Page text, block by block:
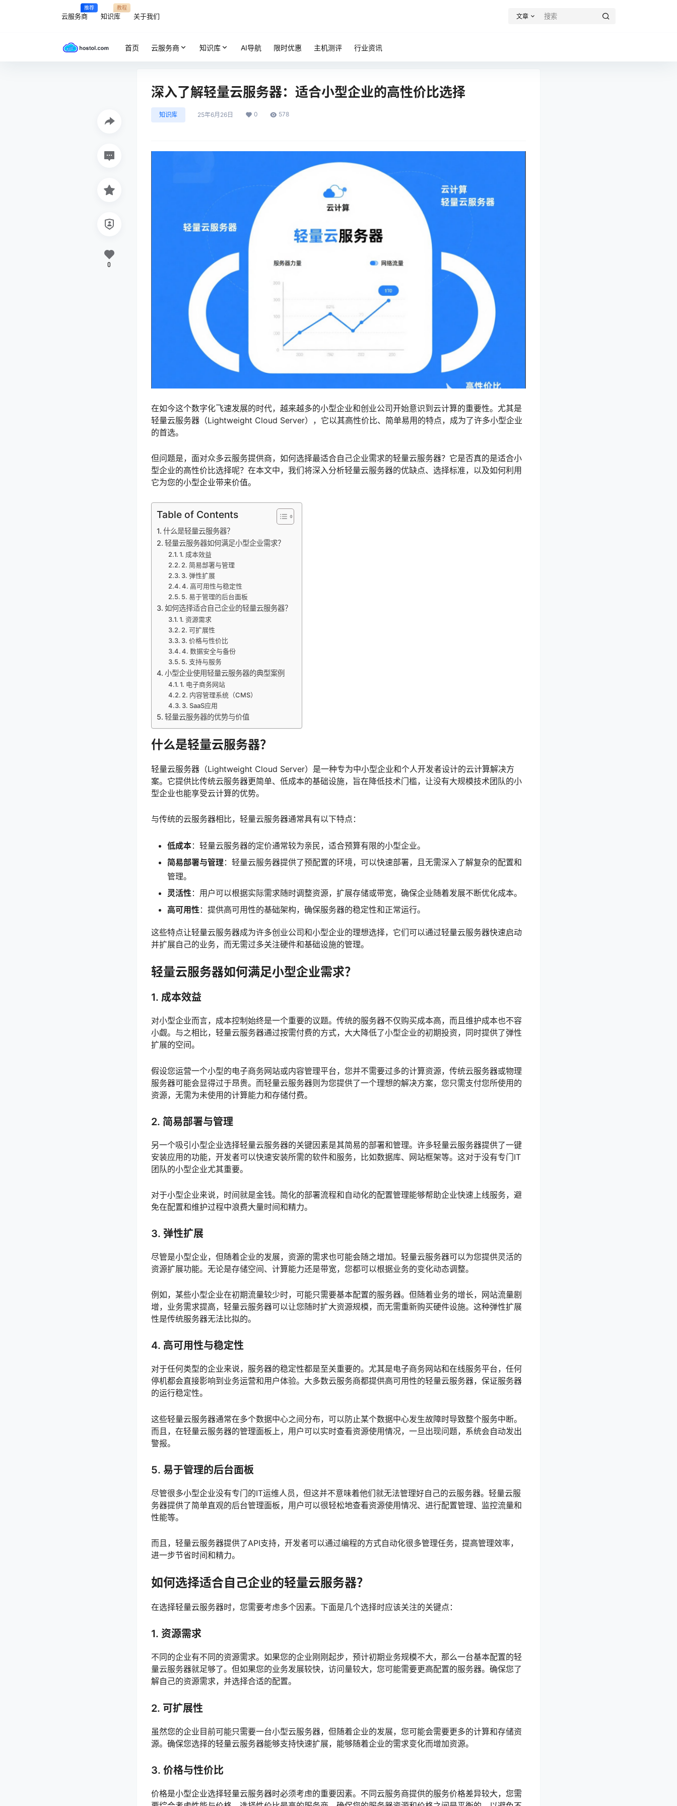
云服务商
推荐
知识库
教程
关于我们 文章
首页 云服务商 知识库 AI导航 限时优惠 主机测评 行业资讯
深入了解轻量云服务器：适合小型企业的高性价比选择
知识库 25年6月26日 0 578
在如今这个数字化飞速发展的时代，越来越多的小型企业和创业公司开始意识到云计算的重要性。尤其是
轻量云服务器（Lightweight Cloud Server），它以其高性价比、简单易用的特点，成为了许多小型企业
的首选。
但问题是，面对众多云服务提供商，如何选择最适合自己企业需求的轻量云服务器？它是否真的是适合小
型企业的高性价比选择呢？在本文中，我们将深入分析轻量云服务器的优缺点、选择标准，以及如何利用
它为您的小型企业带来价值。
Table of Contents
什么是轻量云服务器？
轻量云服务器如何满足小型企业需求？
1. 成本效益
2. 简易部署与管理
3. 弹性扩展
4. 高可用性与稳定性
5. 易于管理的后台面板
如何选择适合自己企业的轻量云服务器？
1. 资源需求
2. 可扩展性
3. 价格与性价比
4. 数据安全与备份
5. 支持与服务
小型企业使用轻量云服务器的典型案例
1. 电子商务网站
2. 内容管理系统（CMS）
3. SaaS应用
轻量云服务器的优势与价值
什么是轻量云服务器？
轻量云服务器（Lightweight Cloud Server）是一种专为中小型企业和个人开发者设计的云计算解决方
案。它提供比传统云服务器更简单、低成本的基础设施，旨在降低技术门槛，让没有大规模技术团队的小
型企业也能享受云计算的优势。
与传统的云服务器相比，轻量云服务器通常具有以下特点：
低成本：轻量云服务器的定价通常较为亲民，适合预算有限的小型企业。
简易部署与管理 ：轻量云服务器提供了预配置的环境，可以快速部署，且无需深入了解复杂的配置和
管理。
灵活性 ：用户可以根据实际需求随时调整资源，扩展存储或带宽，确保企业随着发展不断优化成本。
高可用性 ：提供高可用性的基础架构，确保服务器的稳定性和正常运行。
这些特点让轻量云服务器成为许多创业公司和小型企业的理想选择，它们可以通过轻量云服务器快速启动
并扩展自己的业务，而无需过多关注硬件和基础设施的管理。
轻量云服务器如何满足小型企业需求？
1. 成本效益
对小型企业而言，成本控制始终是一个重要的议题。传统的服务器不仅购买成本高，而且维护成本也不容
小觑。与之相比，轻量云服务器通过按需付费的方式，大大降低了小型企业的初期投资，同时提供了弹性
扩展的空间。
假设您运营一个小型的电子商务网站或内容管理平台，您并不需要过多的计算资源，传统云服务器或物理
服务器可能会显得过于昂贵。而轻量云服务器则为您提供了一个理想的解决方案，您只需支付您所使用的
资源，无需为未使用的计算能力和存储付费。
2. 简易部署与管理
另一个吸引小型企业选择轻量云服务器的关键因素是其简易的部署和管理。许多轻量云服务器提供了一键
安装应用的功能，开发者可以快速安装所需的软件和服务，比如数据库、网站框架等。这对于没有专门IT
团队的小型企业尤其重要。
对于小型企业来说，时间就是金钱。简化的部署流程和自动化的配置管理能够帮助企业快速上线服务，避
免在配置和维护过程中浪费大量时间和精力。
3. 弹性扩展
尽管是小型企业，但随着企业的发展，资源的需求也可能会随之增加。轻量云服务器可以为您提供灵活的
资源扩展功能。无论是存储空间、计算能力还是带宽，您都可以根据业务的变化动态调整。
例如，某些小型企业在初期流量较少时，可能只需要基本配置的服务器。但随着业务的增长，网站流量剧
增，业务需求提高，轻量云服务器可以让您随时扩大资源规模，而无需重新购买硬件设施。这种弹性扩展
性是传统服务器无法比拟的。
4. 高可用性与稳定性
对于任何类型的企业来说，服务器的稳定性都是至关重要的。尤其是电子商务网站和在线服务平台，任何
停机都会直接影响到业务运营和用户体验。大多数云服务商都提供高可用性的轻量云服务器，保证服务器
的运行稳定性。
这些轻量云服务器通常在多个数据中心之间分布，可以防止某个数据中心发生故障时导致整个服务中断。
而且，在轻量云服务器的管理面板上，用户可以实时查看资源使用情况，一旦出现问题，系统会自动发出
警报。
5. 易于管理的后台面板
尽管很多小型企业没有专门的IT运维人员，但这并不意味着他们就无法管理好自己的云服务器。轻量云服
务器提供了简单直观的后台管理面板，用户可以很轻松地查看资源使用情况、进行配置管理、监控流量和
性能等。
而且，轻量云服务器提供了API支持，开发者可以通过编程的方式自动化很多管理任务，提高管理效率，
进一步节省时间和精力。
如何选择适合自己企业的轻量云服务器？
在选择轻量云服务器时，您需要考虑多个因素。下面是几个选择时应该关注的关键点：
1. 资源需求
不同的企业有不同的资源需求。如果您的企业刚刚起步，预计初期业务规模不大，那么一台基本配置的轻
量云服务器就足够了。但如果您的业务发展较快，访问量较大，您可能需要更高配置的服务器。确保您了
解自己的资源需求，并选择合适的配置。
2. 可扩展性
虽然您的企业目前可能只需要一台小型云服务器，但随着企业的发展，您可能会需要更多的计算和存储资
源。确保您选择的轻量云服务器能够支持快速扩展，能够随着企业的需求变化而增加资源。
3. 价格与性价比
价格是小型企业选择轻量云服务器时必须考虑的重要因素。不同云服务商提供的服务价格差异较大，您需
0